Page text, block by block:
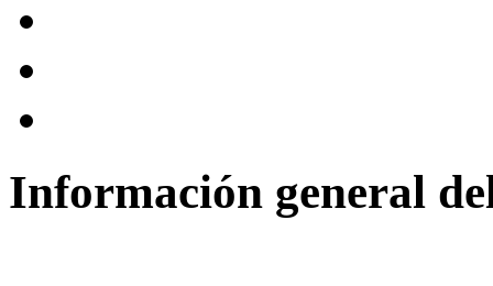
Información general